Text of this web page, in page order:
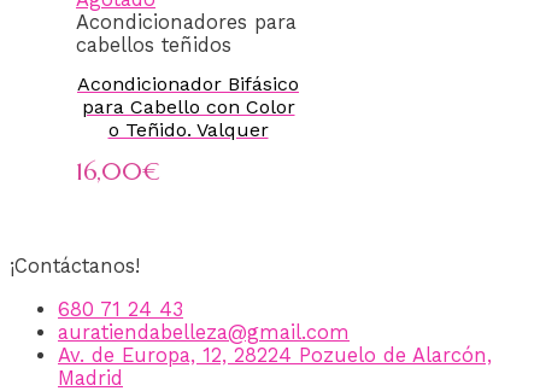
Acondicionadores para
cabellos teñidos
Acondicionador Bifásico
para Cabello con Color
o Teñido. Valquer
16,00€
¡Contáctanos!
680 71 24 43
auratiendabelleza@gmail.com
Av. de Europa, 12, 28224 Pozuelo de Alarcón,
Madrid